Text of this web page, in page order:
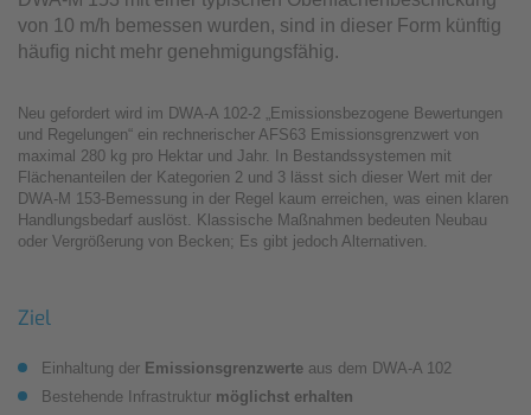
von 10 m/h bemessen wurden, sind in dieser Form künftig
häuﬁg nicht mehr genehmigungsfähig.
Neu gefordert wird im DWA-A 102-2 „Emissionsbezogene Bewertungen
und Regelungen“ ein rechnerischer AFS63 Emissionsgrenzwert von
maximal 280 kg pro Hektar und Jahr. In Bestandssystemen mit
Flächenanteilen der Kategorien 2 und 3 lässt sich dieser Wert mit der
DWA-M 153-Bemessung in der Regel kaum erreichen, was einen klaren
Handlungsbedarf auslöst. Klassische Maßnahmen bedeuten Neubau
oder Vergrößerung von Becken; Es gibt jedoch Alternativen.
Ziel
Einhaltung der Emissionsgrenzwerte aus dem DWA-A 102
Bestehende Infrastruktur möglichst erhalten